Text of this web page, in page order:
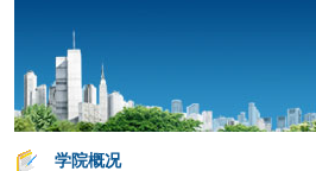
学院概况